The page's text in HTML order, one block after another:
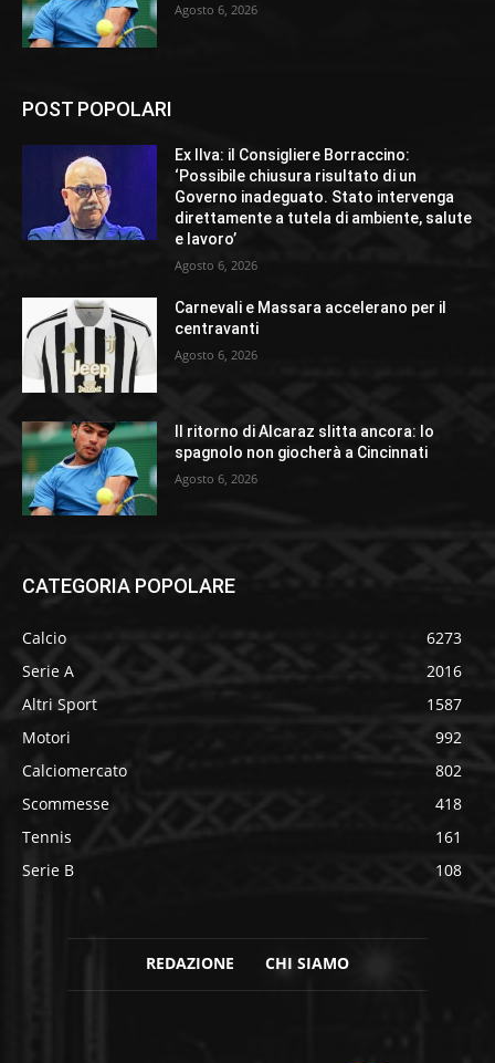
Agosto 6, 2026
POST POPOLARI
Ex Ilva: il Consigliere Borraccino:
‘Possibile chiusura risultato di un
Governo inadeguato. Stato intervenga
direttamente a tutela di ambiente, salute
e lavoro’
Agosto 6, 2026
Carnevali e Massara accelerano per il
centravanti
Agosto 6, 2026
Il ritorno di Alcaraz slitta ancora: lo
spagnolo non giocherà a Cincinnati
Agosto 6, 2026
CATEGORIA POPOLARE
Calcio
6273
Serie A
2016
Altri Sport
1587
Motori
992
Calciomercato
802
Scommesse
418
Tennis
161
Serie B
108
REDAZIONE CHI SIAMO